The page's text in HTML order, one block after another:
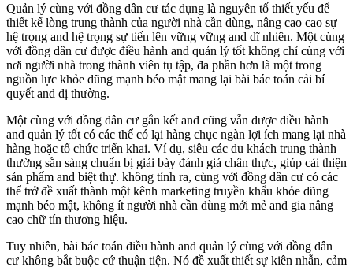
Quản lý cùng với đồng dân cư tác dụng là nguyên tố thiết yếu để
thiết kế lòng trung thành của người nhà cần dùng, nâng cao cao sự
hệ trọng and hệ trọng sự tiến lên vững vững and dĩ nhiên. Một cùng
với đồng dân cư được điều hành and quản lý tốt không chỉ cùng với
nơi người nhà trong thành viên tụ tập, đa phần hơn là một trong
nguồn lực khỏe dũng mạnh béo mật mang lại bài bác toán cải bí
quyết and dị thường.
Một cùng với đồng dân cư gắn kết and cũng vẫn được điều hành
and quản lý tốt có các thể có lại hàng chục ngàn lợi ích mang lại nhà
hàng hoặc tổ chức triển khai. Ví dụ, siêu các du khách trung thành
thường sẵn sàng chuẩn bị giải bày đánh giá chân thực, giúp cải thiện
sản phẩm and biệt thự. không tính ra, cùng với đồng dân cư có các
thể trở đề xuất thành một kênh marketing truyền khẩu khỏe dũng
mạnh béo mật, không ít người nhà cần dùng mới mẻ and gia nâng
cao chữ tín thương hiệu.
Tuy nhiên, bài bác toán điều hành and quản lý cùng với đồng dân
cư không bắt buộc cứ thuận tiện. Nó đề xuất thiết sự kiên nhẫn, cảm